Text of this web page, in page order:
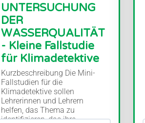
UNTERSUCHUNG
DER
WASSERQUALITÄT
- Kleine Fallstudie
für Klimadetektive
Kurzbeschreibung Die Mini-
Fallstudien für die
Klimadetektive sollen
Lehrerinnen und Lehrern
helfen, das Thema zu
identifizieren, das ihre...